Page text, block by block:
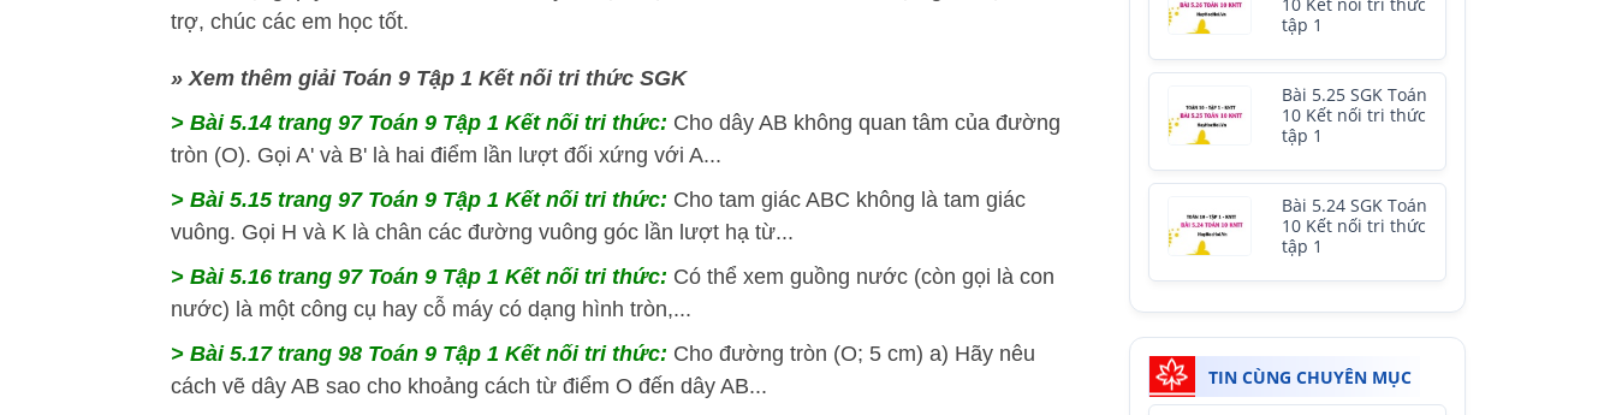
trợ, chúc các em học tốt.
» Xem thêm giải Toán 9 Tập 1 Kết nối tri thức SGK
> Bài 5.14 trang 97 Toán 9 Tập 1 Kết nối tri thức: Cho dây AB không quan tâm của đường
tròn (O). Gọi A' và B' là hai điểm lần lượt đối xứng với A...
> Bài 5.15 trang 97 Toán 9 Tập 1 Kết nối tri thức: Cho tam giác ABC không là tam giác
vuông. Gọi H và K là chân các đường vuông góc lần lượt hạ từ...
> Bài 5.16 trang 97 Toán 9 Tập 1 Kết nối tri thức: Có thể xem guồng nước (còn gọi là con
nước) là một công cụ hay cỗ máy có dạng hình tròn,...
> Bài 5.17 trang 98 Toán 9 Tập 1 Kết nối tri thức: Cho đường tròn (O; 5 cm) a) Hãy nêu
cách vẽ dây AB sao cho khoảng cách từ điểm O đến dây AB...
10 Kết nối tri thức
tập 1
Bài 5.25 SGK Toán
10 Kết nối tri thức
tập 1
Bài 5.24 SGK Toán
10 Kết nối tri thức
tập 1
TIN CÙNG CHUYÊN MỤC